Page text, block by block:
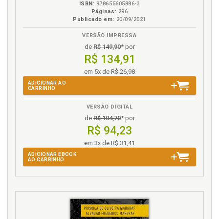
Magistrado. Papel do magistrado na homologação,
Ministério Público brasileiro. Perfil constitucional do
Ministério Público brasileiro, p. 69
Ministério Público pós-1988, obrigatoriedade da
ação penal e lineamentos de política criminal, p. 67
Ministério Público. Delimitando o Ministério Público
resolutivo, p. 75
Ministério Público. Delimitando o papel do Ministério
Público no cenário político-criminal, p. 112
Ministério Público. Resolutividade do Ministério
Público no âmbito do sistema jurídico-penal, p. 82
N
Natureza jurídica. Considerações preliminares,
definição e natureza jurídica, p. 49
Números do ANPP no Brasil entre 2020 e 2023, p.
ISBN: 978655605886-3
Páginas: 296
Publicado em: 20/09/2021
VERSÃO IMPRESSA
deR$ 149,90* por
R$ 134,91
em 5x de R$ 26,98
ADICIONAR AO
CARRINHO
VERSÃO DIGITAL
deR$ 104,70* por
R$ 94,23
em 3x de R$ 31,41
ADICIONAR EBOOK
AO CARRINHO